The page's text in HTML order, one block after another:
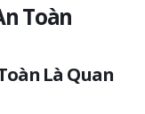
Toàn
Là Quan